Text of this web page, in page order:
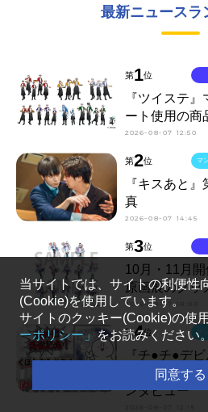
最新ニュースラ
第1位
『ツイステ
ート使用の商
2026-08-07 12:50
第2位
『キスあと
真
2026-08-07 14:45
マ
第3位
10月・11月
原画展のグッ
2026-08-07 18:00
第4位
『チ●チ●デ
載記念！ く
ンタビュー
マ
当サイトでは、サイトの利便性
(Cookie)を使用しています。
サイトのクッキー(Cookie)の使
ーポリシー」をお読みください
同意する